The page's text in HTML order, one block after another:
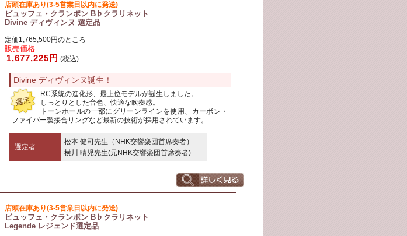
店頭在庫あり(3-5営業日以内に発送)
ビュッフェ・クランポン B♭クラリネット
Divine ディヴィンヌ 選定品
定価1,765,500円のところ
販売価格
1,677,225円 (税込)
Divine ディヴィンヌ誕生！
RC系統の進化形、最上位モデルが誕生しました。
しっとりとした音色、快適な吹奏感。
トーンホールの一部にグリーンラインを使用、カーボン・
ファイバー製接合リングなど最新の技術が採用されています。
選定者
松本 健司先生（NHK交響楽団首席奏者）
横川 晴児先生(元NHK交響楽団首席奏者)
店頭在庫あり(3-5営業日以内に発送)
ビュッフェ・クランポン B♭クラリネット
Legende レジェンド選定品